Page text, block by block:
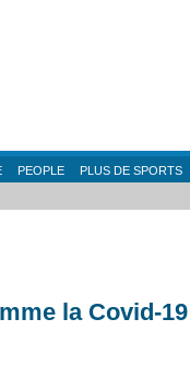
PEOPLE PLUS DE SPORTS
la Covid-